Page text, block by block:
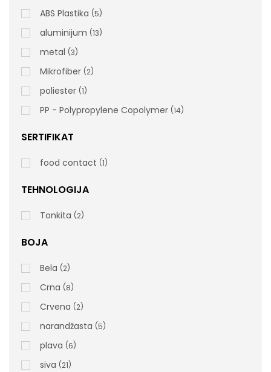
GIOTTO Profesionalna Kolica Sa Bočnom
cena bez PDV-a
ABS Plastika 5
aluminijum 13
metal 3
Mikrofiber 2
poliester 1
PP - Polypropylene Copolymer 14
SERTIFIKAT
food contact 1
TEHNOLOGIJA
Tonkita 2
BOJA
Bela 2
Crna 8
Crvena 2
narandžasta 5
plava 6
siva 21